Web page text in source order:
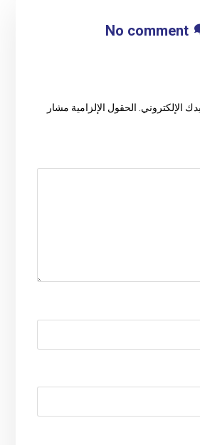
No comment
الإلكتروني. الحقول الإلزامية مشار